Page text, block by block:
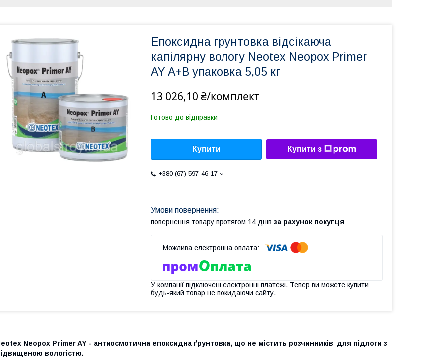
Епоксидна грунтовка відсікаюча
капілярну вологу Neotex Neopox Primer
AY A+B упаковка 5,05 кг
13 026,10 ₴/комплект
Готово до відправки
Купити Купити з
+380 (67) 597-46-17
повернення товару протягом 14 днів за рахунок покупця
У компанії підключені електронні платежі. Тепер ви можете купити
будь-який товар не покидаючи сайту.
Neopox Primer AY - антиосмотична епоксидна ґрунтовка, що не містить розчинників, для підлоги з
вологістю.